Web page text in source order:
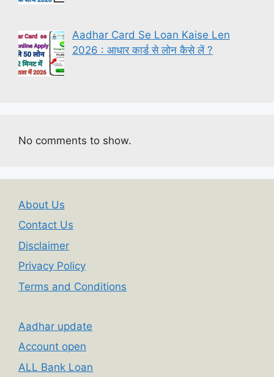
Aadhar Card Se Loan Kaise Len
2026 : आधार कार्ड से लोन कैसे लें ?
No comments to show.
About Us
Contact Us
Disclaimer
Privacy Policy
Terms and Conditions
Aadhar update
Account open
ALL Bank Loan